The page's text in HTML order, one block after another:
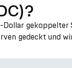
Dollar
gedeckt und